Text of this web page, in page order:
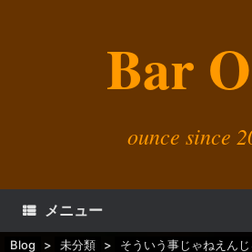
Bar
ounce since
メニュー
Blog > 未分類 > そういう事じゃねえん